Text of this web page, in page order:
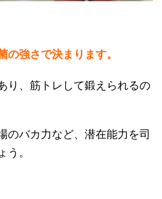
強さで決まります。
り、筋トレして鍛えられるの
のバカ力など、潜在能力を司
。